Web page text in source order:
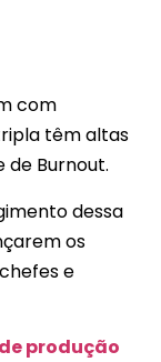
com
têm altas
de Burnout.
dessa
os
e
produção